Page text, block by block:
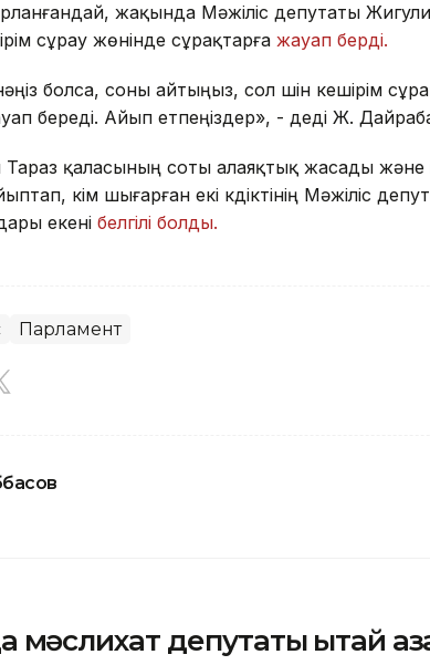
жақында Мәжіліс депутаты Жигули
сұрау жөнінде сұрақтарға жауап берді.
болса, соны айтыңыз, сол үшін кешірім
береді. Айып етпеңіздер», - деді Ж.
Тараз қаласының соты алаяқтық жасады және
үкім шығарған екі күдіктінің Мәжіліс
екені белгілі болды.
Парламент
мәслихат депутаты Қытай